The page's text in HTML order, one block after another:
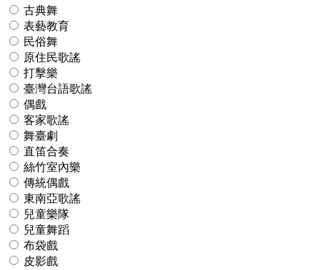
古典舞
表藝教育
民俗舞
原住民歌謠
打擊樂
臺灣台語歌謠
偶戲
客家歌謠
舞臺劇
直笛合奏
絲竹室內樂
傳統偶戲
東南亞歌謠
兒童樂隊
兒童舞蹈
布袋戲
皮影戲